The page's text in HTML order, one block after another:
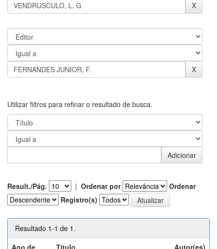
Utilizar filtros para refinar o resultado de busca.
Result./Pág. | Ordenar por
Ordenar
Registro(s)
Resultado 1-1 de 1.
Ano de
Título Autor(es)